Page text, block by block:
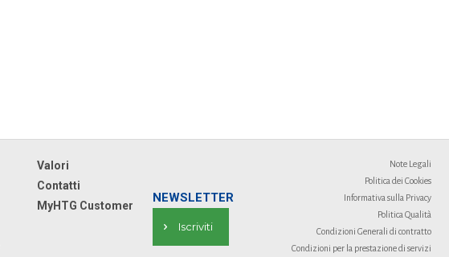
Valori
Contatti
MyHTG Customer
NEWSLETTER
Iscriviti
Note Legali
Politica dei Cookies
Informativa sulla Privacy
Politica Qualità
Condizioni Generali di contratto
Condizioni per la prestazione di servizi